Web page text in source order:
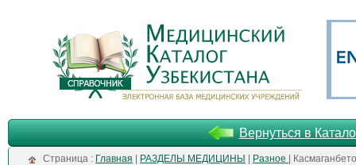
Вернуться в
Cтраница : Главная РАЗДЕЛЫ МЕДИЦИНЫ Разное |